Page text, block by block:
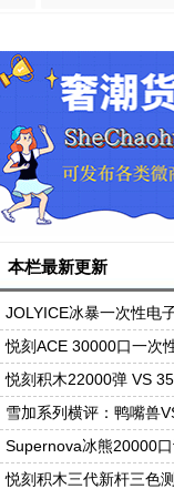
栏最新更新
JOLYICE冰暴一次性电
EMAX到JOLYICE"冰暴
悦刻ACE 30000口一次
三万口续航 + 一杯茶香
悦刻积木22000弹 VS
款更值得买？
雪加系列横评：鸭嘴兽
个"天花板"，一个"大玩
Supernova冰熊20000
电子烟卷到天花板？
悦刻积木三代新杆三色